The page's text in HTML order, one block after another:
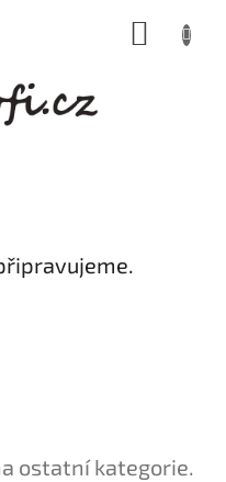
ostatní kategorie.